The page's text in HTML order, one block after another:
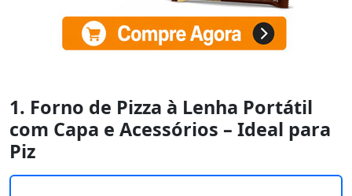
1. Forno de Pizza à Lenha Portátil
com Capa e Acessórios – Ideal para
Piz